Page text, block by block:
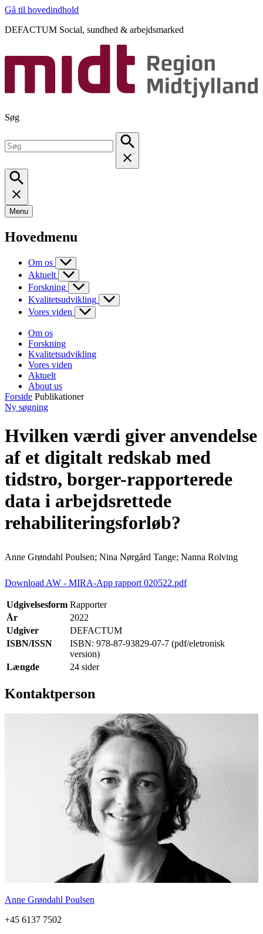
Gå til hovedindhold
DEFACTUM Social, sundhed & arbejdsmarked
Søg
Menu
Hovedmenu
Om os
Aktuelt
Forskning
Kvalitetsudvikling
Vores viden
Om os
Forskning
Kvalitetsudvikling
Vores viden
Aktuelt
About us
Forside Publikationer
Ny søgning
Hvilken værdi giver anvendelse
af et digitalt redskab med
tidstro, borger-rapporterede
data i arbejdsrettede
rehabiliteringsforløb?
Anne Grøndahl Poulsen; Nina Nørgård Tange; Nanna Rolving
Download AW - MIRA-App rapport 020522.pdf
Udgivelsesform Rapporter
År
2022
Udgiver
DEFACTUM
ISBN/ISSN
ISBN: 978-87-93829-07-7 (pdf/eletronisk
version)
Længde
24 sider
Kontaktperson
Anne Grøndahl Poulsen
+45 6137 7502